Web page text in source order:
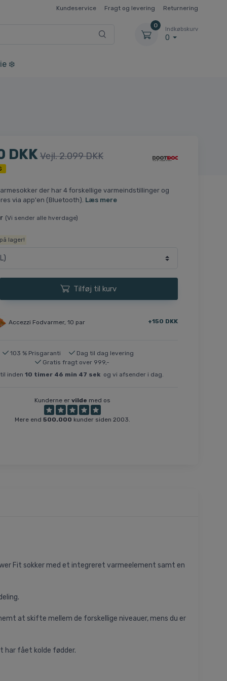
Kundeservice Fragt og levering Returnering
0
Indkøbskurv
0
❄️
DKK Vejl. 2.099 DKK
der har 4 forskellige varmeindstillinger og
via app'en (Bluetooth). Læs mere
(Vi sender alle hverdage)
på lager!
Tilføj til kurv
Accezzi Fodvarmer, 10 par +150 DKK
103 % Prisgaranti
Dag til dag levering
Gratis fragt over 999,-
inden 10 timer 46 min 46 sek og vi afsender i dag.
Kunderne er vilde med os
Mere end 500.000 kunder siden 2003.
Fit sokker med et integreret varmeelement samt en
at skifte mellem de forskellige niveauer, mens du er
har fået kolde fødder.